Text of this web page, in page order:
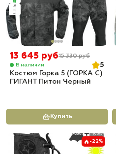
13 645 руб15 330 руб
В наличии
5
Костюм Горка 5 (ГОРКА С)
ГИГАНТ Питон Черный
Купить
-22%